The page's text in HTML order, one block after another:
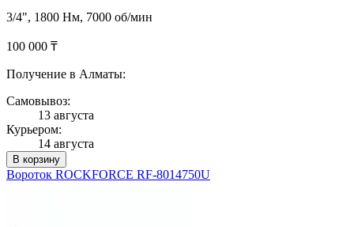
3/4", 1800 Нм, 7000 об/мин
100 000 ₸
Получение в Алматы:
Самовывоз:
13 августа
Курьером:
14 августа
В корзину
Вороток ROCKFORCE RF-8014750U